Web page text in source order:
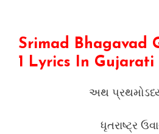
Srimad Bhagavad
1 Lyrics In Gujarati
અથ
ધૃતરાષ્ટ્ર